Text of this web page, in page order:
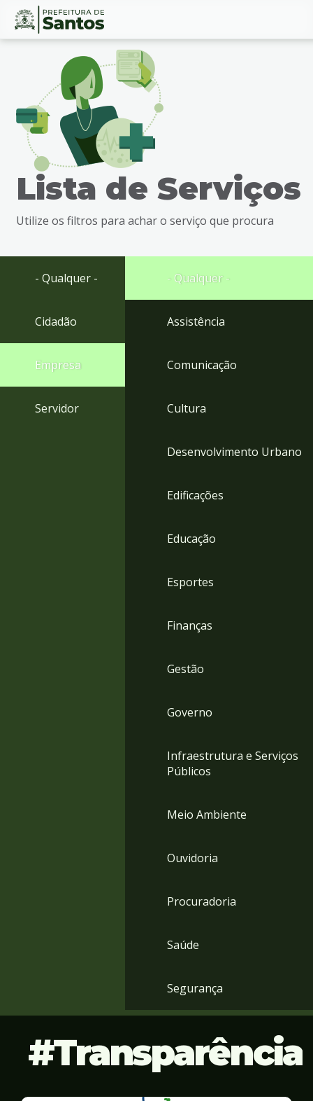
Ir
busca
Ir
Conteúdo
Lista de Serviços
Utilize os filtros para achar o serviço que procura
- Qualquer -
Cidadão
Empresa
Servidor
- Qualquer -
Assistência
Comunicação
Cultura
Desenvolvimento Urbano
Edificações
Educação
Esportes
Finanças
Gestão
Governo
Infraestrutura e Serviços
Públicos
Meio Ambiente
Ouvidoria
Procuradoria
Saúde
Segurança
Transparência